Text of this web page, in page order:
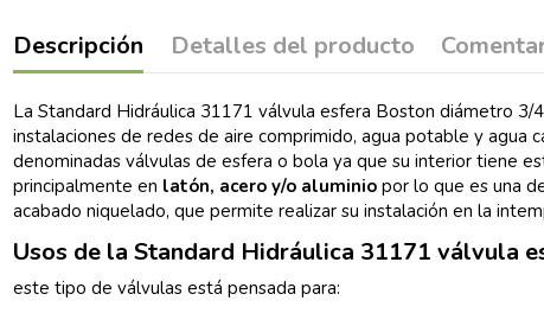
Descripción Detalles del producto
La Standard Hidráulica 31171 válvula esfera Boston diámetro 3/
instalaciones de redes de aire comprimido, agua potable y agua
denominadas válvulas de esfera o bola ya que su interior tiene
principalmente en latón, acero y/o aluminio por lo que es una
acabado niquelado, que permite realizar su instalación en la
Usos de la Standard Hidráulica 31171 válvula
este tipo de válvulas está pensada para: